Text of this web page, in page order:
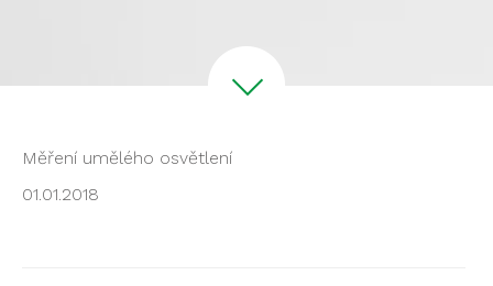
Měření umělého osvětlení
01.01.2018